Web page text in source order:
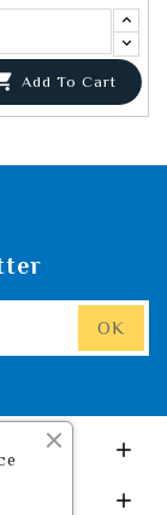
Add To Cart

